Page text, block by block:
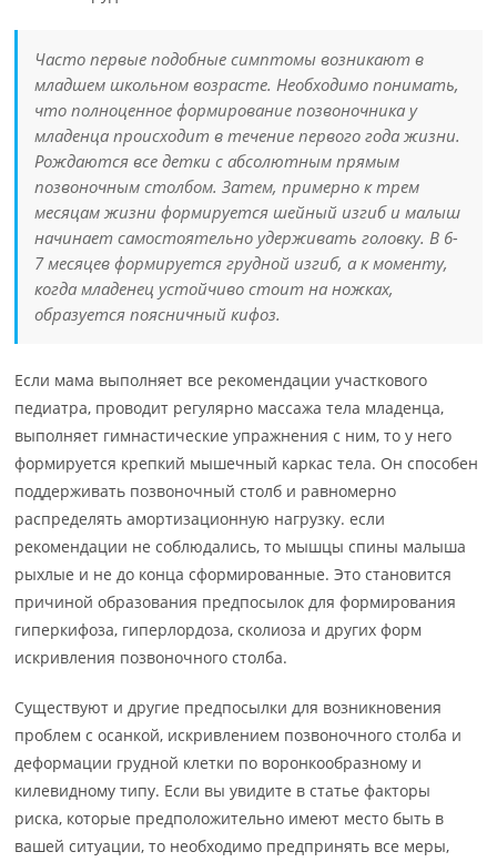
Часто первые подобные симптомы возникают в
младшем школьном возрасте. Необходимо понимать,
что полноценное формирование позвоночника у
младенца происходит в течение первого года жизни.
Рождаются все детки с абсолютным прямым
позвоночным столбом. Затем, примерно к трем
месяцам жизни формируется шейный изгиб и малыш
начинает самостоятельно удерживать головку. В 6-
7 месяцев формируется грудной изгиб, а к моменту,
когда младенец устойчиво стоит на ножках,
образуется поясничный кифоз.
Если мама выполняет все рекомендации участкового
педиатра, проводит регулярно массажа тела младенца,
выполняет гимнастические упражнения с ним, то у него
формируется крепкий мышечный каркас тела. Он способен
поддерживать позвоночный столб и равномерно
распределять амортизационную нагрузку. если
рекомендации не соблюдались, то мышцы спины малыша
рыхлые и не до конца сформированные. Это становится
причиной образования предпосылок для формирования
гиперкифоза, гиперлордоза, сколиоза и других форм
искривления позвоночного столба.
Существуют и другие предпосылки для возникновения
проблем с осанкой, искривлением позвоночного столба и
деформации грудной клетки по воронкообразному и
килевидному типу. Если вы увидите в статье факторы
риска, которые предположительно имеют место быть в
вашей ситуации, то необходимо предпринять все меры,